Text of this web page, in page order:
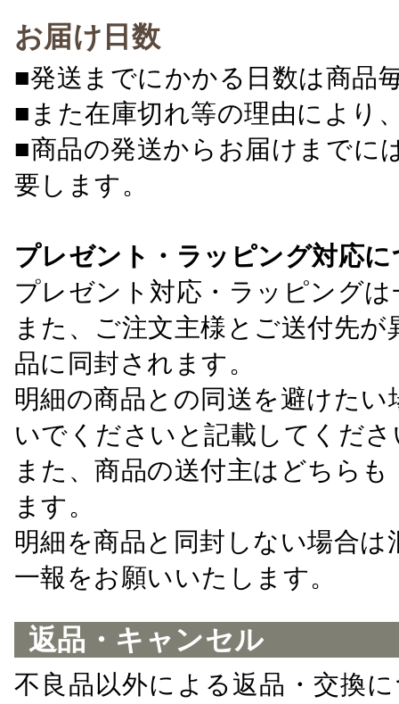
お届け日数
■発送までにかかる日数は商品
■また在庫切れ等の理由により
■商品の発送からお届けまでに
要します。
プレゼント・ラッピング対応
プレゼント対応・ラッピング
また、ご注文主様とご送付先
品に同封されます。
明細の商品との同送を避けた
いでくださいと記載してくださ
また、商品の送付主はどちら
ます。
明細を商品と同封しない場合
一報をお願いいたします。
返品・キャンセル
不良品以外による返品・交換